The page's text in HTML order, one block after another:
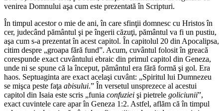
venirea Domnului aşa cum este prezentată în Scripturi.
În timpul acestor o mie de ani, în care sfinţii domnesc cu Hristos în
cer, judecând pământul şi pe îngerii căzuţi, pământul va fi un pustiu,
aşa cum s-a prezentat în acest capitol. În capitolul 20 din Apocalipsa,
citim despre „groapa fără fund”. Acum, cuvântul folosit în greacă
corespunde exact cuvântului ebraic din primul capitol din Geneza,
unde ni se spune că la început, pământul era fără formă şi gol. Era
haos. Septuaginta are exact acelaşi cuvânt: „Spiritul lui Dumnezeu
se mişca peste faţa abisului.” În versetul unsprezece al acestui
capitol din Isaia este scris „funia confuziei şi pietrele goliciunii”,
exact cuvintele care apar în Geneza 1:2. Astfel, aflăm că în timpul